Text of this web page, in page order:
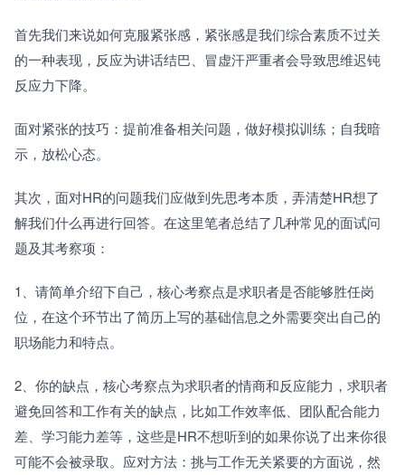
首先我们来说如何克服紧张感，紧张感是我们综合素质不过关
的一种表现，反应为讲话结巴、冒虚汗严重者会导致思维迟钝
反应力下降。
面对紧张的技巧：提前准备相关问题，做好模拟训练；自我暗
示，放松心态。
其次，面对HR的问题我们应做到先思考本质，弄清楚HR想了
解我们什么再进行回答。在这里笔者总结了几种常见的面试问
题及其考察项：
1、请简单介绍下自己，核心考察点是求职者是否能够胜任岗
位，在这个环节出了简历上写的基础信息之外需要突出自己的
职场能力和特点。
2、你的缺点，核心考察点为求职者的情商和反应能力，求职者
避免回答和工作有关的缺点，比如工作效率低、团队配合能力
差、学习能力差等，这些是HR不想听到的如果你说了出来你很
可能不会被录取。应对方法：挑与工作无关紧要的方面说，然